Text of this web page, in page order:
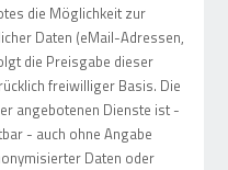
die Möglichkeit zur
Daten (eMail-Adressen,
die Preisgabe dieser
freiwilliger Basis. Die
angebotenen Dienste ist -
- auch ohne Angabe
Daten oder